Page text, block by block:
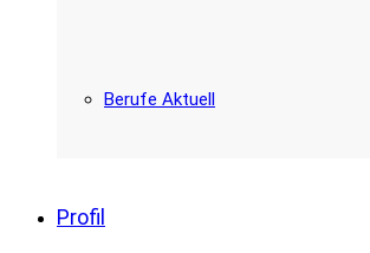
Berufe Aktuell
Profil